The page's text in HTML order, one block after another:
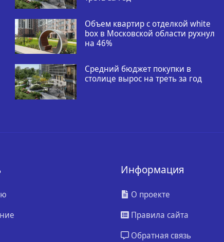
Объем квартир с отделкой white
box в Московской области рухнул
на 46%
Средний бюджет покупки в
столице вырос на треть за год
Информация
О проекте
Правила сайта
Обратная связь